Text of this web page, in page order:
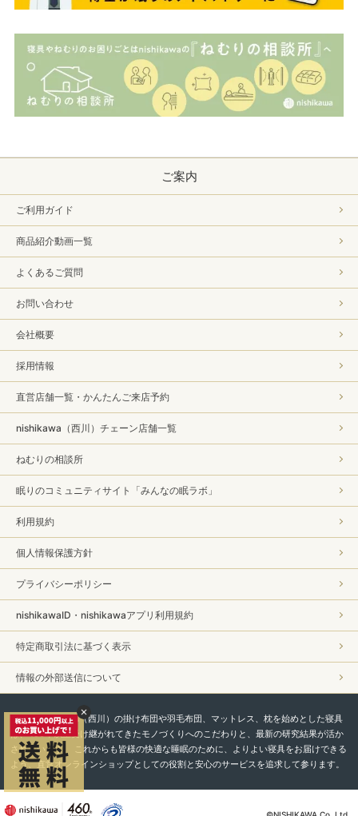
ご案内
ご利用ガイド
商品紹介動画一覧
よくあるご質問
お問い合わせ
会社概要
採用情報
直営店舗一覧・かんたんご来店予約
nishikawa（西川）チェーン店舗一覧
ねむりの相談所
眠りのコミュニティサイト「みんなの眠ラボ」
利用規約
個人情報保護方針
プライバシーポリシー
nishikawaID・nishikawaアプリ利用規約
特定商取引法に基づく表示
情報の外部送信について
私たちnishikawa（西川）の掛け布団や羽毛布団、マットレス、枕を始めとした寝具
は、450年以上受け継がれてきたモノづくりへのこだわりと、最新の研究結果が活か
されています。 これからも皆様の快適な睡眠のために、よりよい寝具をお届けできる
よう、直営オンラインショップとしての役割と安心のサービスを追求して参ります。
©NISHIKAWA Co.,Ltd.